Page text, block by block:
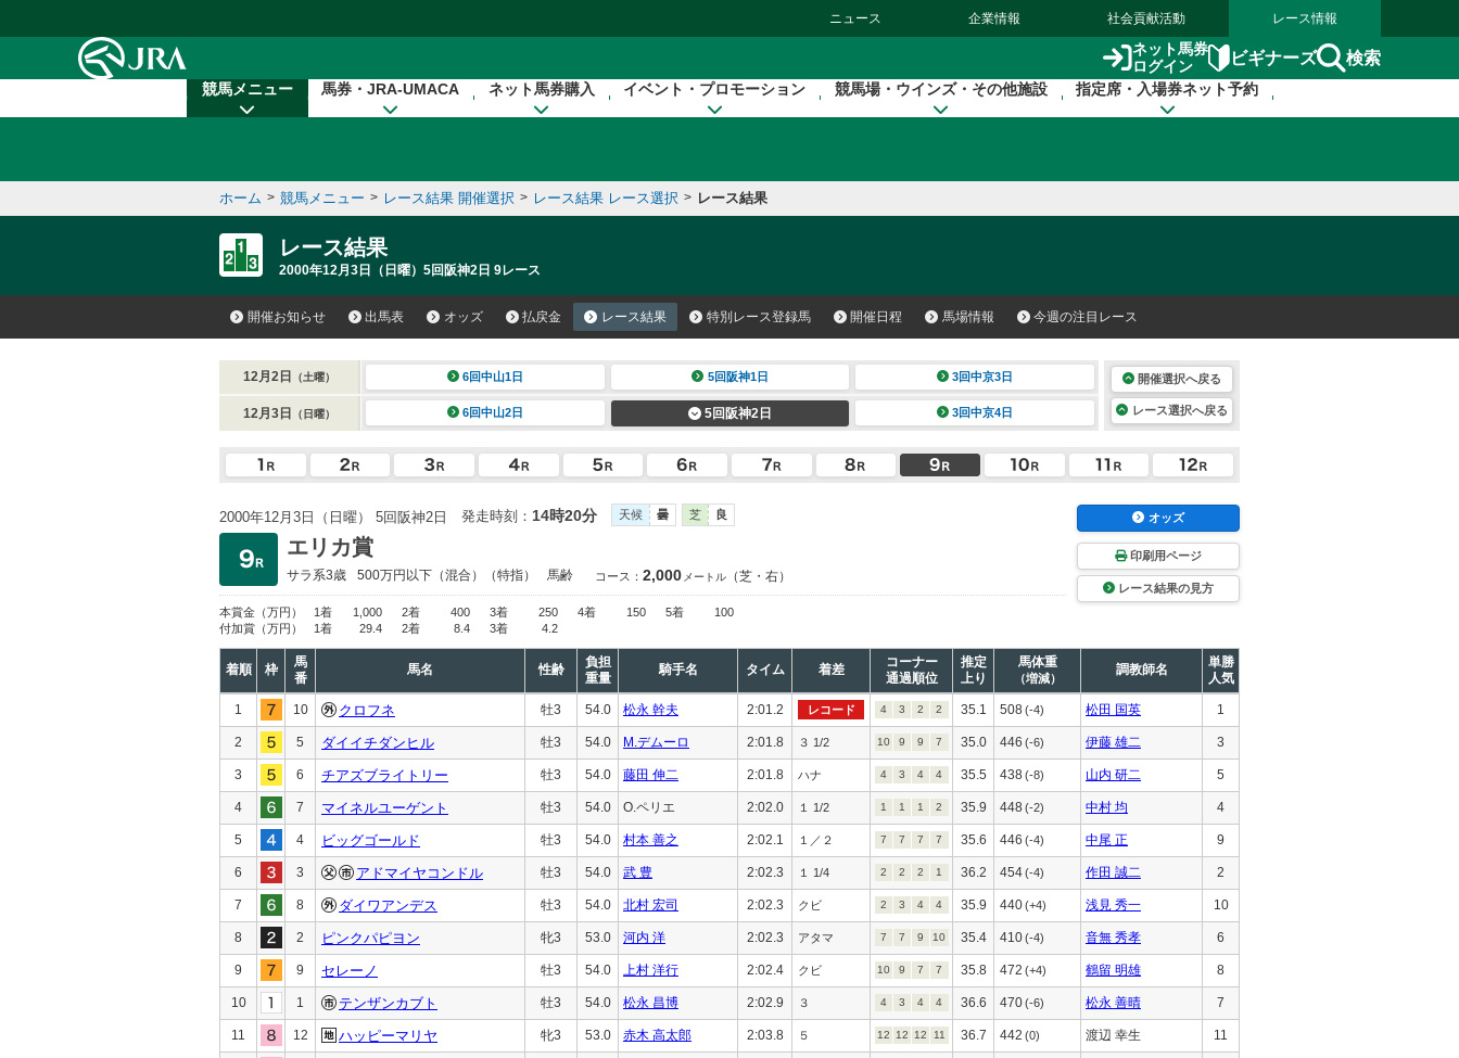
ニュース 企業情報 社会貢献活動 レース情報
ネット馬券
ログイン
ビギナーズ 検索
競馬メニュー 馬券・JRA-UMACA ネット馬券購入 イベント・プロモーション 競馬場・ウインズ・その他施設 指定席・入場券ネット予約
ホーム > 競馬メニュー > レース結果 開催選択 > レース結果 レース選択 > レース結果
レース結果
2000年12月3日（日曜）5回阪神2日 9レース
開催お知らせ 出馬表 オッズ 払戻金 レース結果 特別レース登録馬 開催日程 馬場情報 今週の注目レース
12月2日 （土曜） 6回中山1日 5回阪神1日 3回中京3日
12月3日 （日曜） 6回中山2日 5回阪神2日 3回中京4日
開催選択へ戻る
レース選択へ戻る
2000年12月3日（日曜） 5回阪神2日 発走時刻： 14時20分 天候 曇 芝 良
エリカ賞
サラ系3歳 500万円以下 （混合）（特指） 馬齢 コース： 2,000 メートル （芝・右）
本賞金 （万円） 1着 1,000 2着 400 3着 250 4着 150 5着
100
付加賞 （万円） 1着 29.4 2着 8.4 3着 4.2
オッズ
印刷用ページ
レース結果の見方
着順 枠
馬
番
馬名 性齢
負担
重量
騎手名 タイム 着差
コーナー
通過順位
推定
上り
馬体重
（増減）
調教師名
単勝
人気
1 10 クロフネ 牡3 54.0 松永 幹夫 2:01.2 レコード 4 3 2 2 35.1 508(-4) 松田 国英 1
2 5 ダイイチダンヒル 牡3 54.0 M.デムーロ 2:01.8 ３ 1/2 10 9 9 7 35.0 446 (-6) 伊藤 雄二 3
3 6 チアズブライトリー 牡3 54.0 藤田 伸二 2:01.8 ハナ 4 3 4 4 35.5 438(-8) 山内 研二 5
4 7 マイネルユーゲント 牡3 54.0 O.ペリエ 2:02.0 １ 1/2 1 1 1 2 35.9 448 (-2) 中村 均 4
5 4 ビッグゴールド 牡3 54.0 村本 善之 2:02.1 １／２ 7 7 7 7 35.6 446 (-4) 中尾 正 9
6 3 アドマイヤコンドル 牡3 54.0 武 豊 2:02.3 １ 1/4 2 2 2 1 36.2 454(-4) 作田 誠二 2
7 8 ダイワアンデス 牡3 54.0 北村 宏司 2:02.3 クビ 2 3 4 4 35.9 440(+4) 浅見 秀一 10
8 2 ピンクパピヨン 牝3 53.0 河内 洋 2:02.3 アタマ 7 7 9 10 35.4 410(-4) 音無 秀孝 6
9 9 セレーノ 牡3 54.0 上村 洋行 2:02.4 クビ 10 9 7 7 35.8 472 (+4) 鶴留 明雄 8
10 1 テンザンカブト 牡3 54.0 松永 昌博 2:02.9 ３ 4 3 4 4 36.6 470(-6) 松永 善晴 7
11 12 ハッピーマリヤ 牝3 53.0 赤木 高太郎 2:03.8 ５ 12 12 12 11 36.7 442 (0) 渡辺 幸生 11